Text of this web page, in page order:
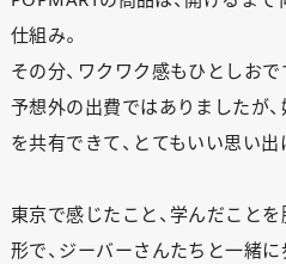
仕組み。
その分、ワクワク感もひとしおで
予想外の出費ではありましたが
を共有できて、とてもいい思い出
東京で感じたこと、学んだこと
形で、ジーバーさんたちと一緒